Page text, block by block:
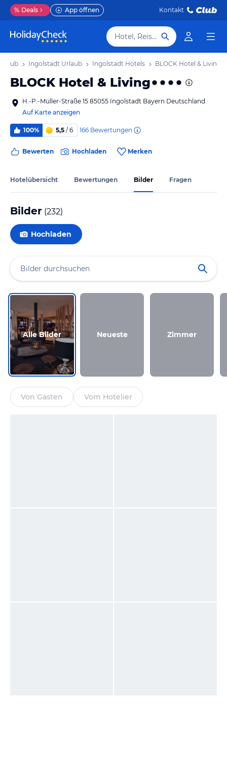
% Deals App öffnen Kontakt
Hotel, Reiseziel
Ingolstadt Urlaub Ingolstadt Hotels BLOCK Hotel & Living
BLOCK Hotel & Living
H.-P.-Müller-Straße 15 85055 Ingolstadt Bayern Deutschland
Auf Karte anzeigen
100% 5,5 / 6 166 Bewertungen
Bewerten Hochladen Merken
Hotelübersicht Bewertungen Bilder Fragen
Bilder (232)
Hochladen
Alle Bilder Neueste Zimmer
Von Gästen Vom Hotelier